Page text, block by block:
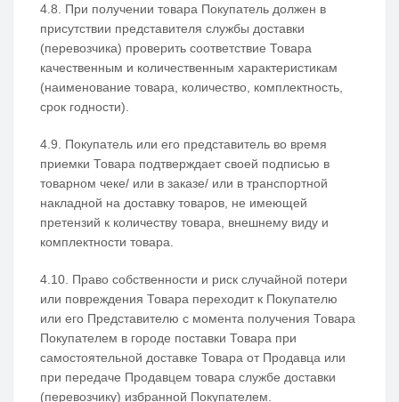
4.8. При получении товара Покупатель должен в
присутствии представителя службы доставки
(перевозчика) проверить соответствие Товара
качественным и количественным характеристикам
(наименование товара, количество, комплектность,
срок годности).
4.9. Покупатель или его представитель во время
приемки Товара подтверждает своей подписью в
товарном чеке/ или в заказе/ или в транспортной
накладной на доставку товаров, не имеющей
претензий к количеству товара, внешнему виду и
комплектности товара.
4.10. Право собственности и риск случайной потери
или повреждения Товара переходит к Покупателю
или его Представителю с момента получения Товара
Покупателем в городе поставки Товара при
самостоятельной доставке Товара от Продавца или
при передаче Продавцем товара службе доставки
(перевозчику) избранной Покупателем.